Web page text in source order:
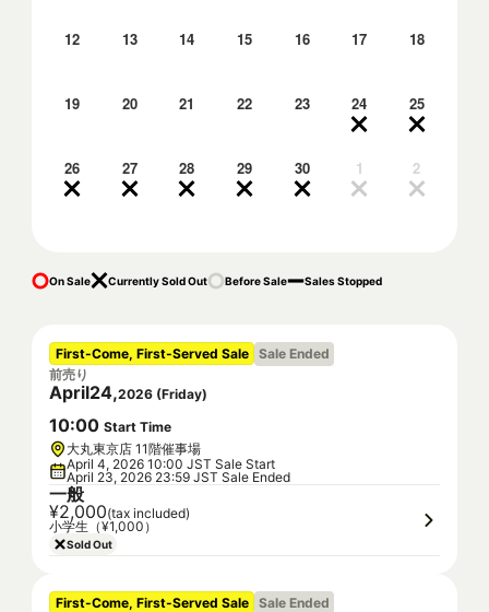
12 13 14 15 16 17 18
19 20 21 22 23 24 25
26 27 28 29 30 1 2
On Sale Currently Sold Out Before Sale Sales Stopped
First-Come, First-Served Sale Sale Ended
前売り
April24,2026 (Friday)
10:00 Start Time
大丸東京店 11階催事場
April 4, 2026 10:00 JST Sale Start
April 23, 2026 23:59 JST Sale Ended
一般
¥2,000(tax included)
小学生（¥1,000）
Sold Out
First-Come, First-Served Sale Sale Ended